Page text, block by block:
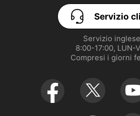
realme 16 Pro 5G
realme GT 8 Pro
GUIDA PER L'UTENTE
Parental Control
Servizio
Servizio
8:00-17:00, LUN-
Compresi i giorni